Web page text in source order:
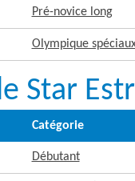
Pré-novice long
Olympique
Star
Catégorie
Débutant